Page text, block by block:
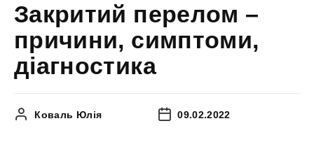
Закритий перелом –
причини, симптоми,
діагностика
Коваль Юлія 09.02.2022